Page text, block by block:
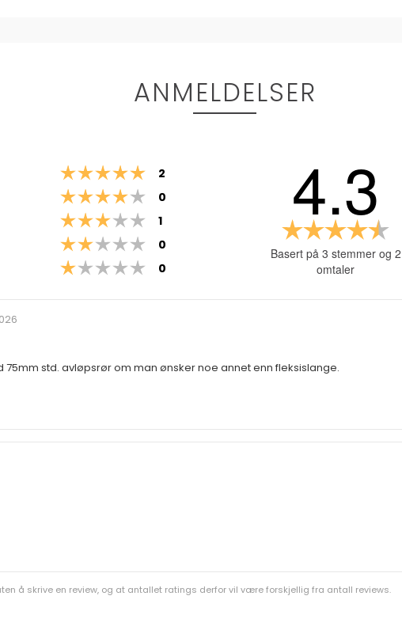
ANMELDELSER
Karakter: 5 av 5 mulige
2
Karakter: 4 av 5 mulige
0
Karakter: 3 av 5 mulige
1
Karakter: 2 av 5 mulige
0
Karakter: 1 av 5 mulige
0
4.3
Basert på 3 stemmer og 2
omtaler
std. avløpsrør om man ønsker noe annet enn fleksislange.
å skrive en review, og at antallet ratings derfor vil være forskjellig fra antall reviews.